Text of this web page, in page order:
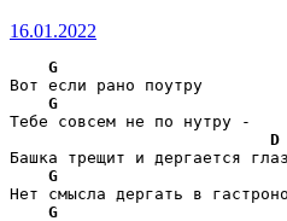
16.01.2022
G
Вот если рано поутру
G
Тебе совсем не по нутру -
D
Башка трещит и дергается
G
Нет смысла дергать в
G